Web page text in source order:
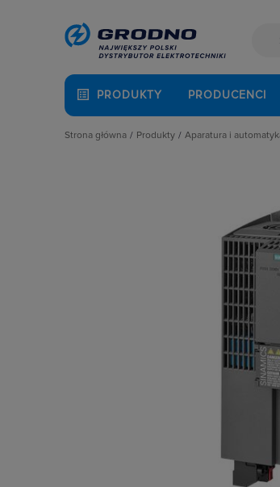
PRODUKTY PRODUCENCI
Strona główna
Produkty
Kuchnia i łazienka
Łączniki i gniazda
Narzędzia i mierniki
Ochrona odgromowa
Odzież ochronna i BHP
Osprzęt siłowy, przenośny
Prowadzenie kabli
Rozdzielnice i obudowy
Sieci zewnętrzne
Systemy bezpieczeństwa
Aparatura i
Aparatura
Aparatura
Automatyka
Czujniki i
Elementy
Elementy
Optoelektronika
Przekaźniki
Rozłączniki i
Sterownie i
Wyłączniki,